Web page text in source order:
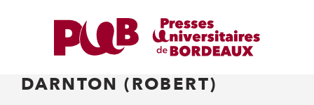
DARNTON (ROBERT)